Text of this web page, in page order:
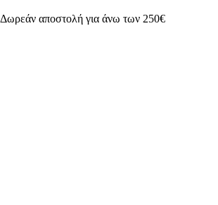
Δωρεάν αποστολή για άνω των 250€